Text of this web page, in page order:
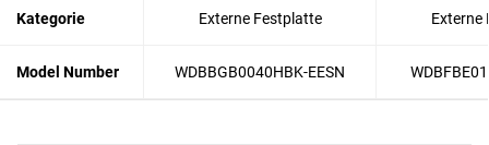
Kategorie Externe Festplatte Externe
Model Number WDBBGB0040HBK-EESN